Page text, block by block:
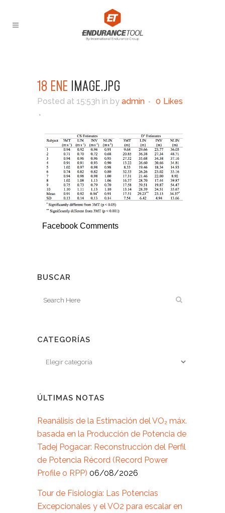
18 ENE IMAGE.JPG
Posted at 15:53h in by admin 0 Likes
Facebook Comments
BUSCAR
CATEGORÍAS
ÚLTIMAS NOTAS
Reanálisis de la Estimación del VO₂ máx.
basada en la Producción de Potencia de
Tadej Pogacar: Reconstrucción del Perfil
de Potencia Récord (Record Power
Profile o RPP) 06/08/2026
Tour de Fisiología: Las Potencias
Excepcionales y el VO2 para escalar en